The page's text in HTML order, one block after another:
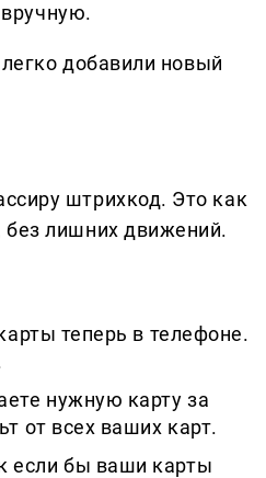
добавили новый
штрихкод. Это как
лишних движений.
теперь в телефоне.
нужную карту за
от всех ваших карт.
если бы ваши карты